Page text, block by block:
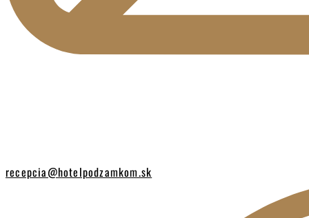
recepcia@hotelpodzamkom.sk